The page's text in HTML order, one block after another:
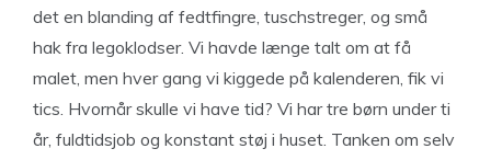
det en blanding af fedtfingre, tuschstreger, og små
hak fra legoklodser. Vi havde længe talt om at få
malet, men hver gang vi kiggede på kalenderen, fik vi
tics. Hvornår skulle vi have tid? Vi har tre børn under ti
år, fuldtidsjob og konstant støj i huset. Tanken om selv